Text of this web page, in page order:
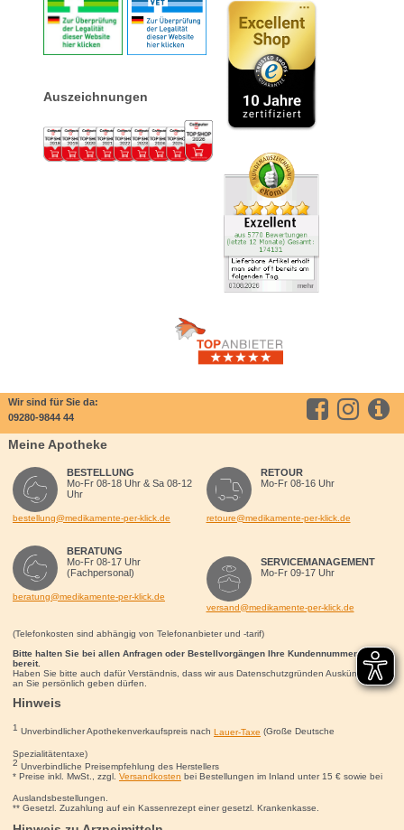
Auszeichnungen
Wir sind für Sie da:
09280-9844 44
Meine Apotheke
BESTELLUNG
Mo-Fr 08-18 Uhr & Sa 08-12
Uhr
bestellung@medikamente-per-klick.de
BERATUNG
Mo-Fr 08-17 Uhr
(Fachpersonal)
beratung@medikamente-per-klick.de
RETOUR
Mo-Fr 08-16 Uhr
retoure@medikamente-per-klick.de
SERVICEMANAGEMENT
Mo-Fr 09-17 Uhr
versand@medikamente-per-klick.de
(Telefonkosten sind abhängig von Telefonanbieter und -tarif)
Bitte halten Sie bei allen Anfragen oder Bestellvorgängen Ihre Kundennummer für uns
bereit.
Haben Sie bitte auch dafür Verständnis, dass wir aus Datenschutzgründen Auskünfte nur
an Sie persönlich geben dürfen.
Hinweis
1 Unverbindlicher Apothekenverkaufspreis nach Lauer-Taxe (Große Deutsche
Spezialitätentaxe)
2 Unverbindliche Preisempfehlung des Herstellers
* Preise inkl. MwSt., zzgl. Versandkosten bei Bestellungen im Inland unter 15 €sowie bei
Auslandsbestellungen.
** Gesetzl. Zuzahlung auf ein Kassenrezept einer gesetzl. Krankenkasse.